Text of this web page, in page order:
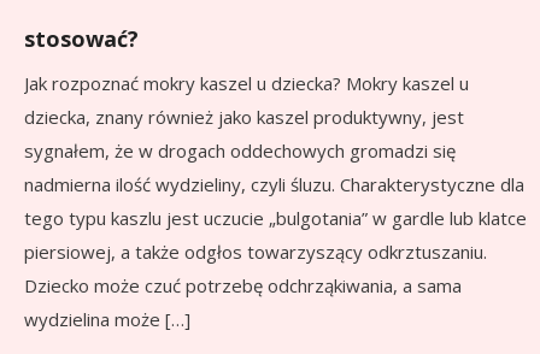
stosować?
Jak rozpoznać mokry kaszel u dziecka? Mokry kaszel u
dziecka, znany również jako kaszel produktywny, jest
sygnałem, że w drogach oddechowych gromadzi się
nadmierna ilość wydzieliny, czyli śluzu. Charakterystyczne dla
tego typu kaszlu jest uczucie „bulgotania” w gardle lub klatce
piersiowej, a także odgłos towarzyszący odkrztuszaniu.
Dziecko może czuć potrzebę odchrząkiwania, a sama
wydzielina może […]